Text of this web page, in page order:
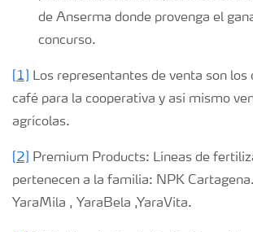
de Anserma donde provenga el
concurso.
[1]
Los representantes de venta son los
café para la cooperativa y así mismo
agrícolas.
[2]
Premium Products: Líneas de
pertenecen a la familia: NPK
YaraMila , YaraBela ,YaraVita.